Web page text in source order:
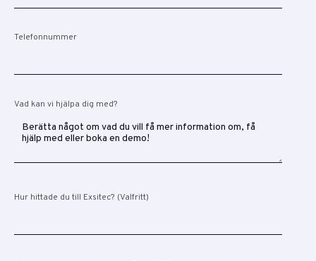
Telefonnummer
Vad kan vi hjälpa dig med?
Hur hittade du till Exsitec? (Valfritt)